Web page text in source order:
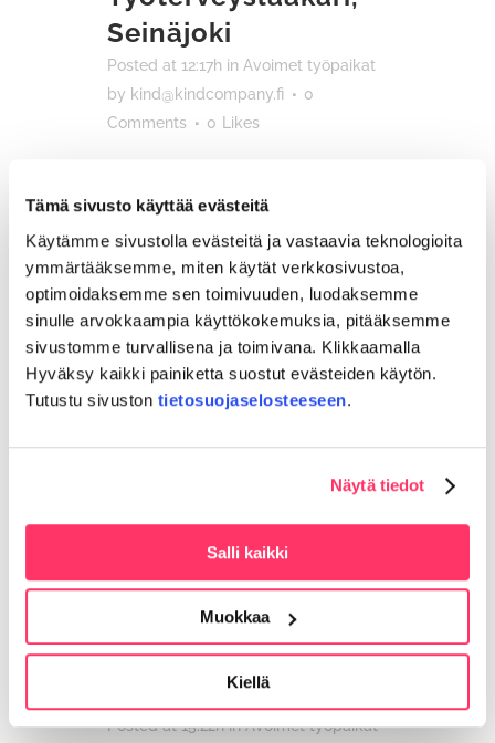
Tämä sivusto käyttää evästeitä
Käytämme sivustolla evästeitä ja vastaavia teknologioita
ymmärtääksemme, miten käytät verkkosivustoa,
optimoidaksemme sen toimivuuden, luodaksemme
sinulle arvokkaampia käyttökokemuksia, pitääksemme
sivustomme turvallisena ja toimivana. Klikkaamalla
Hyväksy kaikki painiketta suostut evästeiden käytön.
Tutustu sivuston tietosuojaselosteeseen.
Näytä tiedot
Salli kaikki
Muokkaa
Kiellä
Seinäjoki
Posted at 12:17h in Avoimet työpaikat
by kind@kindcompany.fi
0
Comments
0 Likes
06 tammi
Työterveyslääkäri,
Posted at 15:22hinAvoimet työpaikat